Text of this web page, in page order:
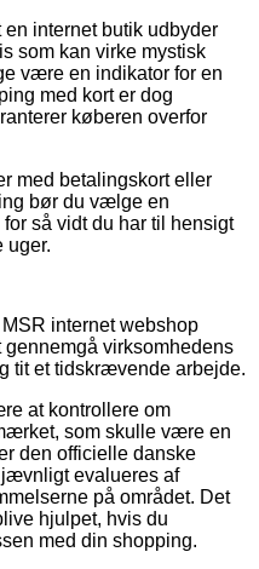
internet butik udbyder
som kan virke mystisk
være en indikator for en
med kort er dog
køberen overfor
med betalingskort eller
bør du vælge en
så vidt du har til hensigt
uger.
internet webshop
gennemgå virksomhedens
tit et tidskrævende arbejde.
at kontrollere om
som skulle være en
den officielle danske
jævnligt evalueres af
på området. Det
hjulpet, hvis du
med din shopping.